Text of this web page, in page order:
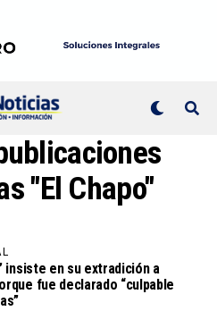
"El Chapo"
insiste en su extradición a
fue declarado “culpable